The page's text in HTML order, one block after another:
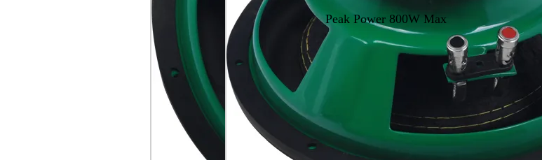
Peak Power 800W Max